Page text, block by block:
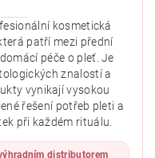
zásadami ochrany
kosmetická
patří mezi přední
péče o pleť. Je
znalostí a
vynikají vysokou
řešení potřeb pleti a
při každém rituálu.
distributorem